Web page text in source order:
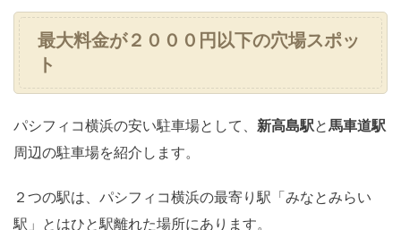
最大料金が２０００円以下の穴場スポッ
ト
パシフィコ横浜の安い駐車場として、 新高島駅と馬車道駅
周辺の駐車場を紹介します。
２つの駅は、パシフィコ横浜の最寄り駅「みなとみらい
駅」とはひと駅離れた場所にあります。